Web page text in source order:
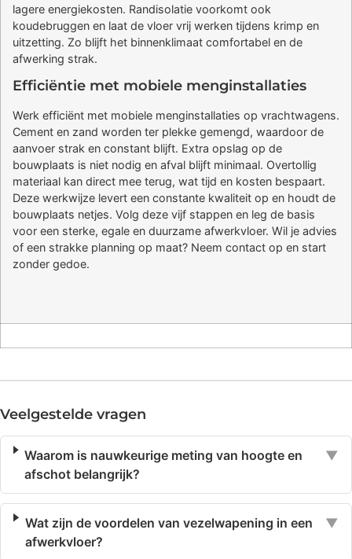
lagere energiekosten. Randisolatie voorkomt ook
koudebruggen en laat de vloer vrij werken tijdens krimp en
uitzetting. Zo blijft het binnenklimaat comfortabel en de
afwerking strak.
Efficiëntie met mobiele menginstallaties
Werk efficiënt met mobiele menginstallaties op vrachtwagens.
Cement en zand worden ter plekke gemengd, waardoor de
aanvoer strak en constant blijft. Extra opslag op de
bouwplaats is niet nodig en afval blijft minimaal. Overtollig
materiaal kan direct mee terug, wat tijd en kosten bespaart.
Deze werkwijze levert een constante kwaliteit op en houdt de
bouwplaats netjes. Volg deze vijf stappen en leg de basis
voor een sterke, egale en duurzame afwerkvloer. Wil je advies
of een strakke planning op maat? Neem contact op en start
zonder gedoe.
Veelgestelde vragen
Waarom is nauwkeurige meting van hoogte en
afschot belangrijk?
▼
Wat zijn de voordelen van vezelwapening in een
afwerkvloer?
▼